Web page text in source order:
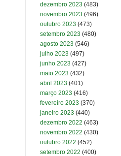
dezembro 2023 (483)
novembro 2023 (496)
outubro 2023 (473)
setembro 2023 (480)
agosto 2023 (546)
julho 2023 (497)
junho 2023 (427)
maio 2023 (432)
abril 2023 (401)
março 2023 (416)
fevereiro 2023 (370)
janeiro 2023 (440)
dezembro 2022 (463)
novembro 2022 (430)
outubro 2022 (452)
setembro 2022 (400)